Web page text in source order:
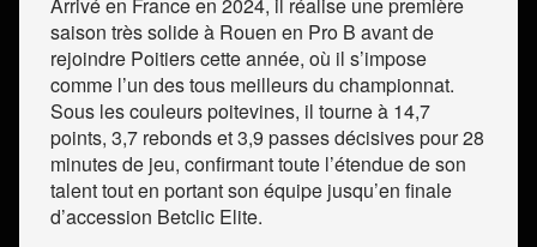
Arrivé en France en 2024, il réalise une première
saison très solide à Rouen en Pro B avant de
rejoindre Poitiers cette année, où il s’impose
comme l’un des tous meilleurs du championnat.
Sous les couleurs poitevines, il tourne à 14,7
points, 3,7 rebonds et 3,9 passes décisives pour 28
minutes de jeu, confirmant toute l’étendue de son
talent tout en portant son équipe jusqu’en finale
d’accession Betclic Elite.